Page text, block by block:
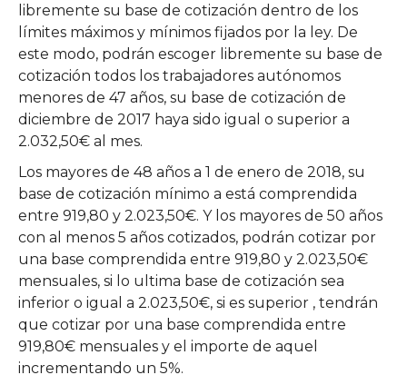
libremente su base de cotización dentro de los
límites máximos y mínimos fijados por la ley. De
este modo, podrán escoger libremente su base de
cotización todos los trabajadores autónomos
menores de 47 años, su base de cotización de
diciembre de 2017 haya sido igual o superior a
2.032,50€ al mes.
Los mayores de 48 años a 1 de enero de 2018, su
base de cotización mínimo a está comprendida
entre 919,80 y 2.023,50€. Y los mayores de 50 años
con al menos 5 años cotizados, podrán cotizar por
una base comprendida entre 919,80 y 2.023,50€
mensuales, si lo ultima base de cotización sea
inferior o igual a 2.023,50€, si es superior , tendrán
que cotizar por una base comprendida entre
919,80€ mensuales y el importe de aquel
incrementando un 5%.